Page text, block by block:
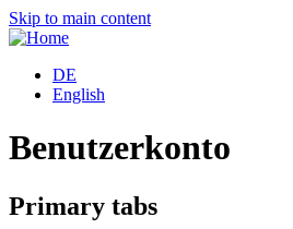
Skip to main content
DE
English
Benutzerkonto
Primary tabs